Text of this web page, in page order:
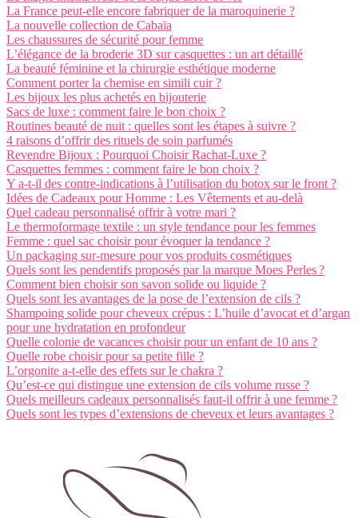
La France peut-elle encore fabriquer de la maroquinerie ?
La nouvelle collection de Cabaïa
Les chaussures de sécurité pour femme
L’élégance de la broderie 3D sur casquettes : un art détaillé
La beauté féminine et la chirurgie esthétique moderne
Comment porter la chemise en simili cuir ?
Les bijoux les plus achetés en bijouterie
Sacs de luxe : comment faire le bon choix ?
Routines beauté de nuit : quelles sont les étapes à suivre ?
4 raisons d’offrir des rituels de soin parfumés
Revendre Bijoux : Pourquoi Choisir Rachat-Luxe ?
Casquettes femmes : comment faire le bon choix ?
Y a-t-il des contre-indications à l’utilisation du botox sur le front ?
Idées de Cadeaux pour Homme : Les Vêtements et au-delà
Quel cadeau personnalisé offrir à votre mari ?
Le thermoformage textile : un style tendance pour les femmes
Femme : quel sac choisir pour évoquer la tendance ?
Un packaging sur-mesure pour vos produits cosmétiques
Quels sont les pendentifs proposés par la marque Moes Perles ?
Comment bien choisir son savon solide ou liquide ?
Quels sont les avantages de la pose de l’extension de cils ?
Shampoing solide pour cheveux crépus : L’huile d’avocat et d’argan
pour une hydratation en profondeur
Quelle colonie de vacances choisir pour un enfant de 10 ans ?
Quelle robe choisir pour sa petite fille ?
L’orgonite a-t-elle des effets sur le chakra ?
Qu’est-ce qui distingue une extension de cils volume russe ?
Quels meilleurs cadeaux personnalisés faut-il offrir à une femme ?
Quels sont les types d’extensions de cheveux et leurs avantages ?